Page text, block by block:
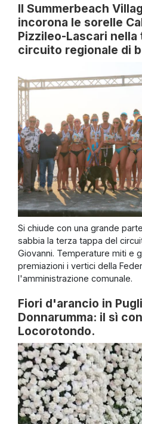
Il Summerbeach
incorona le sorelle
Pizzileo-Lascari
circuito regionale di
Si chiude con una grande
sabbia la terza tappa del
Giovanni. Temperature miti e
premiazioni i vertici della
l'amministrazione comunale.
Fiori d'arancio in
Donnarumma: il sì
Locorotondo.